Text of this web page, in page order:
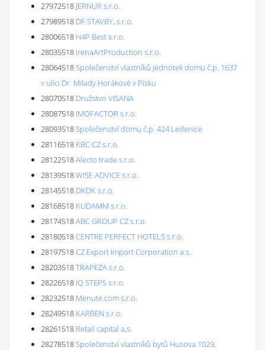
27972518 JERNUR s.r.o.
27989518 DF STAVBY, s.r.o.
28006518 H4P Best s.r.o.
28035518 IrenaArtProduction s.r.o.
28064518Společenství vlastníků jednotek domu č.p. 1637
v ulici Dr. Milady Horákové v Písku
28070518 Družstvo VISANA
28087518 IMOFACTOR s.r.o.
28093518Společenství domu č.p. 424 Ledenice
28116518 KBC CZ s.r.o.
28122518Alecto trade s.r.o.
28139518WISE ADVICE s.r.o.
28145518 DKDK s.r.o.
28168518 KUDAMM s.r.o.
28174518ABC GROUP CZ s.r.o.
28180518CENTRE PERFECT HOTELS s.r.o.
28197518CZ Export Import Corporation a.s.
28203518TRAPEZA s.r.o.
28226518 IQ STEPS s.r.o.
28232518 Menute.com s.r.o.
28249518 KARBEN s.r.o.
28261518 Retail capital a.s.
28278518Společenství vlastníků bytů Husova 1029,